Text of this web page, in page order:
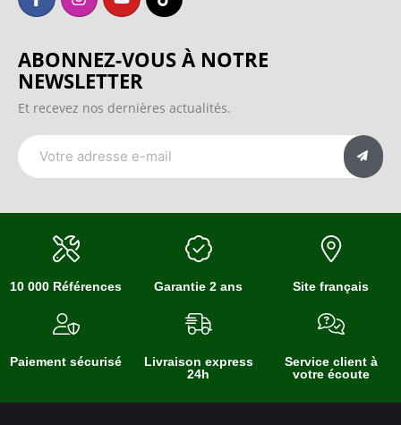
ABONNEZ-VOUS À NOTRE
NEWSLETTER
Et recevez nos dernières actualités.
10 000 Références Garantie 2 ans Site français
Paiement sécurisé
Livraison express
24h
Service client à
votre écoute